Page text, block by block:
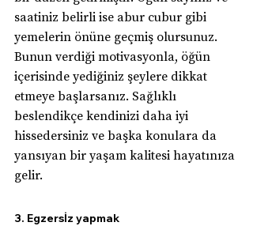
saatiniz belirli ise abur cubur gibi
yemelerin önüne geçmiş olursunuz.
Bunun verdiği motivasyonla, öğün
içerisinde yediğiniz şeylere dikkat
etmeye başlarsanız. Sağlıklı
beslendikçe kendinizi daha iyi
hissedersiniz ve başka konulara da
yansıyan bir yaşam kalitesi hayatınıza
gelir.
3. Egzersİz yapmak